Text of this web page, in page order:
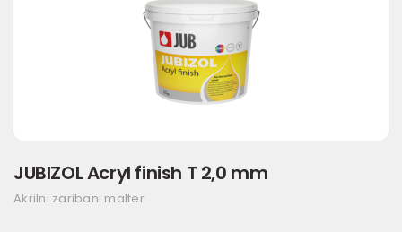
JUBIZOL Acryl finish T 2,0 mm
Akrilni zaribani malter